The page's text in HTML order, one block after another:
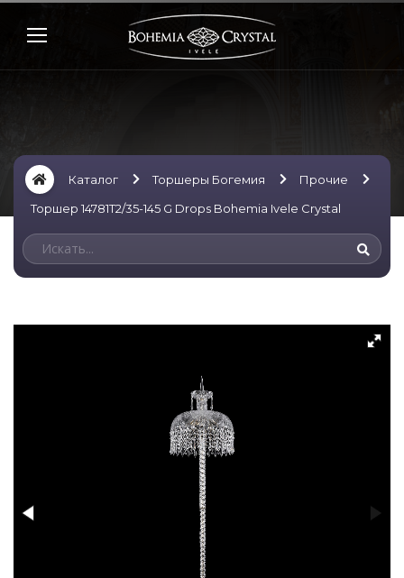
Каталог Торшеры Богемия
Прочие
Торшер 14781T2/35-145 G Drops Bohemia Ivele Crystal